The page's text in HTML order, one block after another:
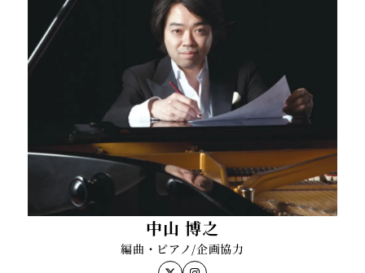
揮公開マスタークラスを受講。その模様がNHK「クラ
シック音楽館」にて放送される。
新日鉄住金文化財団指揮研究員として、紀尾井シンフ
ォニエッタ東京、東京フィルハーモニー交響楽団の下
で活動する。その後東京シティ・フィルハーモニック
管弦楽団指揮研究員として、宮本文昭、飯守泰次郎、
矢崎彦太郎の各氏をはじめとする指揮者の下で研鑽を
2016年、サントリーホールで開催された「こどもたち
のコンサート」特別公演にて、ウィーン・フィルのメ
ンバーと仙台ジュニアオーケストラの合同演奏を指揮
する。同年、浜松フィルハーモニー管弦楽団の演奏会
中山 博之
編曲・ピアノ/企画協力